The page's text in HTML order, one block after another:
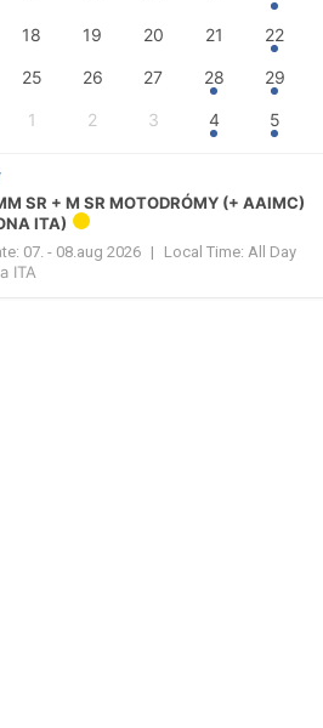
18 19 20 21 22
25 26 27 28 29
1 2 3 4 5
SR + M SR MOTODRÓMY (+ AAIMC)
ITA)
07. - 08.aug 2026 | Local Time: All Day
ITA